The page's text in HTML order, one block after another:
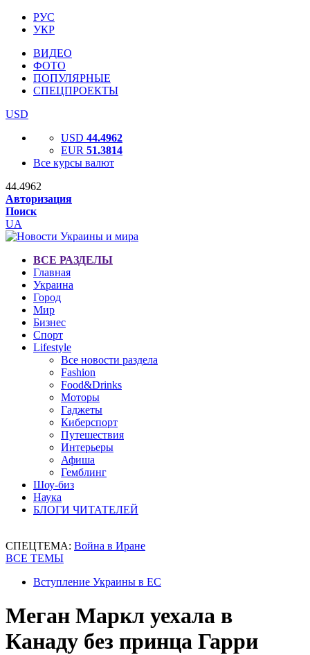
РУС
УКР
ВИДЕО
ФОТО
ПОПУЛЯРНЫЕ
СПЕЦПРОЕКТЫ
USD
USD 44.4962
EUR 51.3814
Все курсы валют
44.4962
Авторизация
Поиск
UA
ВСЕ РАЗДЕЛЫ
Главная
Украина
Город
Мир
Бизнес
Спорт
Lifestyle
Все новости раздела
Fashion
Food&Drinks
Моторы
Гаджеты
Киберспорт
Путешествия
Интерьеры
Афиша
Гемблинг
Шоу-биз
Наука
БЛОГИ ЧИТАТЕЛЕЙ
СПЕЦТЕМА: Война в Иране
ВСЕ ТЕМЫ
Вступление Украины в ЕС
Меган Маркл уехала в
Канаду без принца Гарри